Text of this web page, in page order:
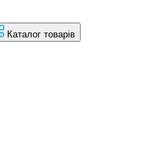
Каталог товарів